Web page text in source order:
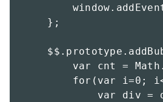
    };
var cnt =
for(var i=0;
var div =